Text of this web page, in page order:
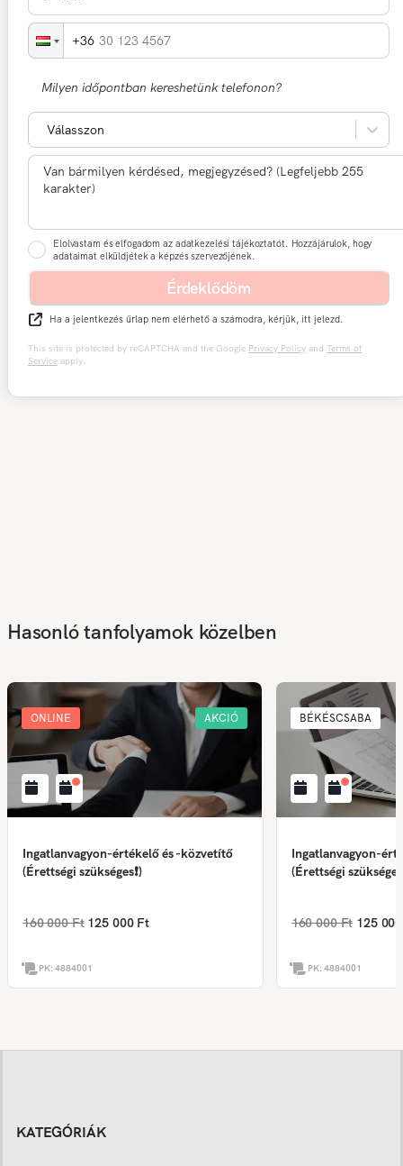
30 123 4567
Milyen időpontban kereshetünk telefonon?
Válasszon
Elolvastam és elfogadom az adatkezelési tájékoztatót. Hozzájárulok, hogy
adataimat elküldjétek a képzés szervezőjének.
Érdeklődöm
Ha a jelentkezés űrlap nem elérhető a számodra, kérjük, itt jelezd.
This site is protected by reCAPTCHA and the Google Privacy Policy and Terms of
Service apply.
Hasonló tanfolyamok közelben
ONLINE AKCIÓ
Ingatlanvagyon-értékelő és -közvetítő
(Érettségi szükséges❗)
160 000 Ft 125 000 Ft
PK:4884001
BÉKÉSCSABA
Ingatlanvagyon-
(Érettségi
160 000 Ft 125
PK:4884001
KATEGÓRIÁK